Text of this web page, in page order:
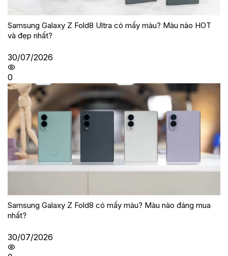
Samsung Galaxy Z Fold8 Ultra có mấy màu? Màu nào HOT
và đẹp nhất?
30/07/2026
0
Samsung Galaxy Z Fold8 có mấy màu? Màu nào đáng mua
nhất?
30/07/2026